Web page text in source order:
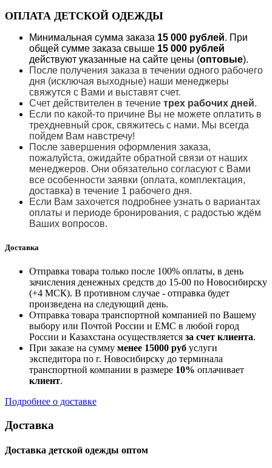
ОПЛАТА ДЕТСКОЙ ОДЕЖДЫ
Минимальная сумма заказа 15 000 рублей. При
общей сумме заказа свыше 15 000 рублей
действуют указанные на сайте цены (оптовые).
После получения заказа в течении одного рабочего
дня (исключая выходные) наши менеджеры
свяжутся с Вами и выставят счет.
Счет действителен в течение трех рабочих дней.
Если по какой-то причине Вы не можете оплатить в
трехдневный срок, свяжитесь с нами. Мы всегда
пойдем Вам навстречу!
После завершения оформления заказа,
пожалуйста, ожидайте обратной связи от наших
менеджеров. Они обязательно согласуют с Вами
все особенности заявки (оплата, комплектация,
доставка) в течение 1 рабочего дня.
Если Вам захочется подробнее узнать о вариантах
оплаты и периоде бронирования, с радостью ждём
Ваших вопросов.
Доставка
Отправка товара только после 100% оплаты, в день
зачисления денежных средств до 15-00 по Новосибирску
(+4 МСК). В противном случае - отправка будет
произведена на следующий день.
Отправка товара транспортной компанией по Вашему
выбору или Почтой России и ЕМС в любой город
России и Казахстана осуществляется за счет клиента.
При заказе на сумму менее 15000 руб услуги
экспедитора по г. Новосибирску до терминала
транспортной компании в размере 10% оплачивает
клиент.
Подробнее о доставке
Доставка
Доставка детской одежды оптом